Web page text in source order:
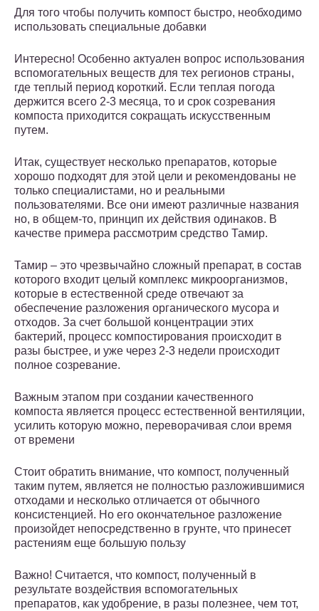
Для того чтобы получить компост быстро, необходимо
использовать специальные добавки
Интересно! Особенно актуален вопрос использования
вспомогательных веществ для тех регионов страны,
где теплый период короткий. Если теплая погода
держится всего 2-3 месяца, то и срок созревания
компоста приходится сокращать искусственным
путем.
Итак, существует несколько препаратов, которые
хорошо подходят для этой цели и рекомендованы не
только специалистами, но и реальными
пользователями. Все они имеют различные названия
но, в общем-то, принцип их действия одинаков. В
качестве примера рассмотрим средство Тамир.
Тамир – это чрезвычайно сложный препарат, в состав
которого входит целый комплекс микроорганизмов,
которые в естественной среде отвечают за
обеспечение разложения органического мусора и
отходов. За счет большой концентрации этих
бактерий, процесс компостирования происходит в
разы быстрее, и уже через 2-3 недели происходит
полное созревание.
Важным этапом при создании качественного
компоста является процесс естественной вентиляции,
усилить которую можно, переворачивая слои время
от времени
Стоит обратить внимание, что компост, полученный
таким путем, является не полностью разложившимися
отходами и несколько отличается от обычного
консистенцией. Но его окончательное разложение
произойдет непосредственно в грунте, что принесет
растениям еще большую пользу
Важно! Считается, что компост, полученный в
результате воздействия вспомогательных
препаратов, как удобрение, в разы полезнее, чем тот,